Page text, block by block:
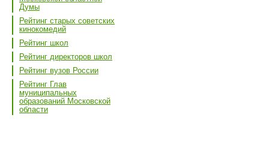
Думы
Рейтинг старых советских
кинокомедий
Рейтинг школ
Рейтинг директоров школ
Рейтинг вузов России
Рейтинг Глав
муниципальных
образований Московской
области